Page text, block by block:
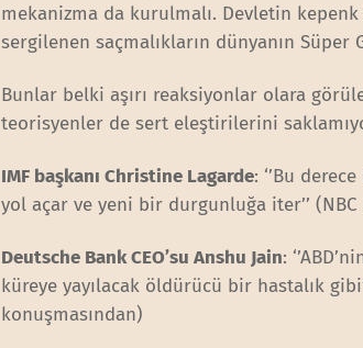
mekanizma da kurulmalı. Devletin
sergilenen saçmalıkların dünyanın Süper
Bunlar belki aşırı reaksiyonlar olara
teorisyenler de sert eleştirilerini
IMF başkanı Christine Lagarde: ‘’Bu
yol açar ve yeni bir durgunluğa iter’’
Deutsche Bank CEO’su Anshu Jain:
küreye yayılacak öldürücü bir hastalık
konuşmasından)